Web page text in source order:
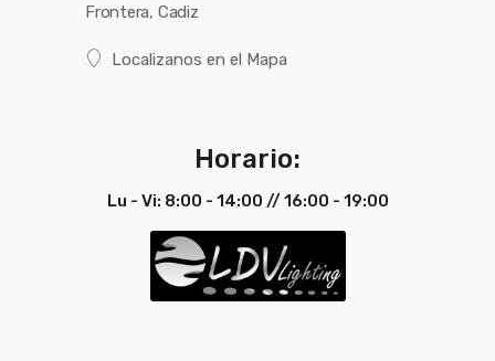
Frontera, Cadiz
Localizanos en el Mapa
Horario:
Lu - Vi: 8:00 - 14:00 // 16:00 - 19:00